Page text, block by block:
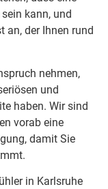
kann, und
an, der Ihnen rund
nehmen,
und
haben. Wir sind
vorab eine
damit Sie
in Karlsruhe